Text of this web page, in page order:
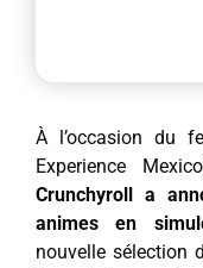
À l’occasion du
Experience
Crunchyroll a
animes en
nouvelle sélection